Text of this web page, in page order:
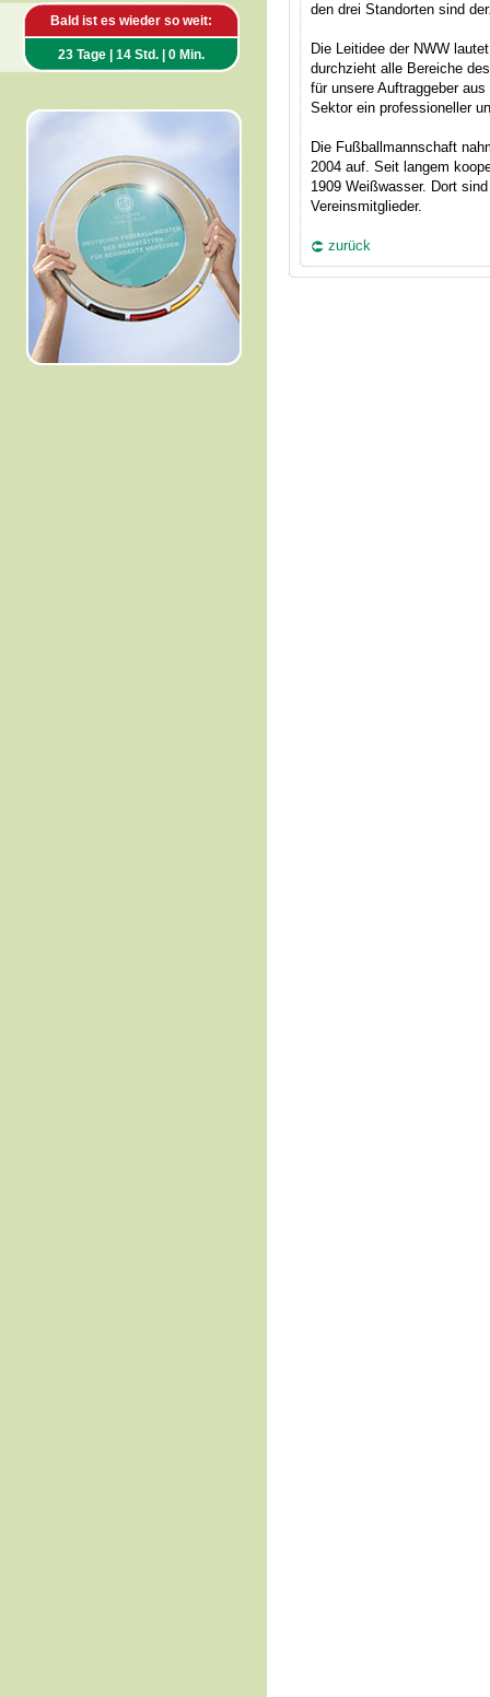
Bald ist es wieder so weit:
23 Tage | 14 Std. | 0 Min.
den drei Standorten sind
Die Leitidee der NWW
durchzieht alle Bereiche
für unsere Auftraggeber
Sektor ein professioneller
Die Fußballmannschaft
2004 auf. Seit langem
1909 Weißwasser. Dort
Vereinsmitglieder.
zurück